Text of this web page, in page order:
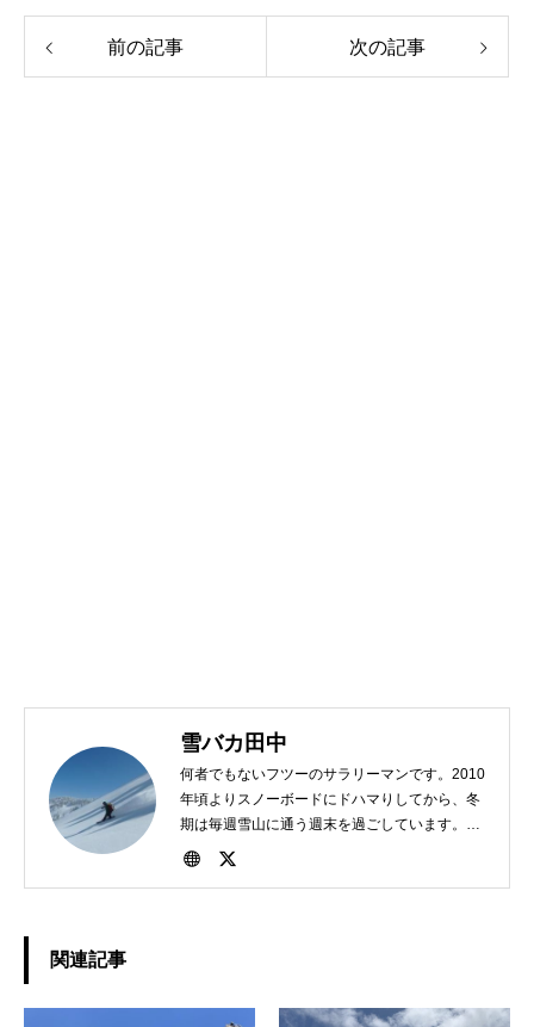
前の記事 次の記事
雪バカ田中
何者でもないフツーのサラリーマンです。2010
年頃よりスノーボードにドハマりしてから、冬
期は毎週雪山に通う週末を過ごしています。
1982年、東京生まれ。好きな食べ物は担々麺。
関連記事